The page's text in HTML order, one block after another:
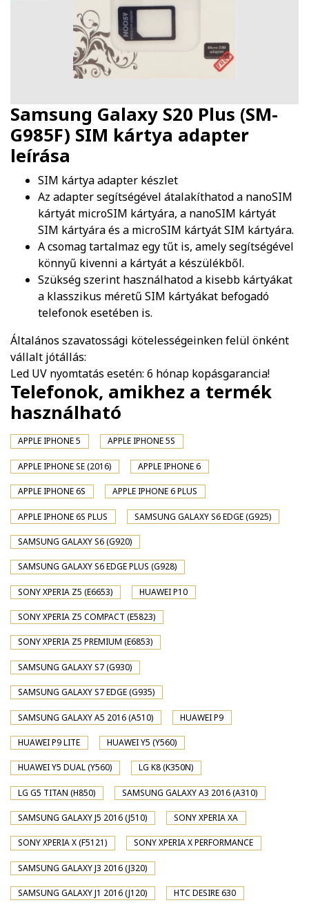
Samsung Galaxy S20 Plus (SM-
G985F) SIM kártya adapter
leírása
SIM kártya adapter készlet
Az adapter segítségével átalakíthatod a nanoSIM
kártyát microSIM kártyára, a nanoSIM kártyát
SIM kártyára és a microSIM kártyát SIM kártyára.
A csomag tartalmaz egy tűt is, amely segítségével
könnyű kivenni a kártyát a készülékből.
Szükség szerint használhatod a kisebb kártyákat
a klasszikus méretű SIM kártyákat befogadó
telefonok esetében is.
Általános szavatossági kötelességeinken felül önként
vállalt jótállás:
Led UV nyomtatás esetén: 6 hónap kopásgarancia!
Telefonok, amikhez a termék
használható
APPLE IPHONE 5 APPLE IPHONE 5S
APPLE IPHONE SE (2016) APPLE IPHONE 6
APPLE IPHONE 6S APPLE IPHONE 6 PLUS
APPLE IPHONE 6S PLUS SAMSUNG GALAXY S6 EDGE (G925)
SAMSUNG GALAXY S6 (G920)
SAMSUNG GALAXY S6 EDGE PLUS (G928)
SONY XPERIA Z5 (E6653) HUAWEI P10
SONY XPERIA Z5 COMPACT (E5823)
SONY XPERIA Z5 PREMIUM (E6853)
SAMSUNG GALAXY S7 (G930)
SAMSUNG GALAXY S7 EDGE (G935)
SAMSUNG GALAXY A5 2016 (A510) HUAWEI P9
HUAWEI P9 LITE HUAWEI Y5 (Y560)
HUAWEI Y5 DUAL (Y560) LG K8 (K350N)
LG G5 TITAN (H850) SAMSUNG GALAXY A3 2016 (A310)
SAMSUNG GALAXY J5 2016 (J510) SONY XPERIA XA
SONY XPERIA X (F5121) SONY XPERIA X PERFORMANCE
SAMSUNG GALAXY J3 2016 (J320)
SAMSUNG GALAXY J1 2016 (J120) HTC DESIRE 630